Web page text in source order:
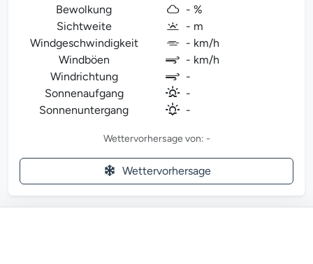
Bewolkung
- %
Sichtweite
- m
Windgeschwindigkeit
- km/h
Windböen
- km/h
Windrichtung
-
Sonnenaufgang
-
Sonnenuntergang
-
Wettervorhersage von: -
Wettervorhersage